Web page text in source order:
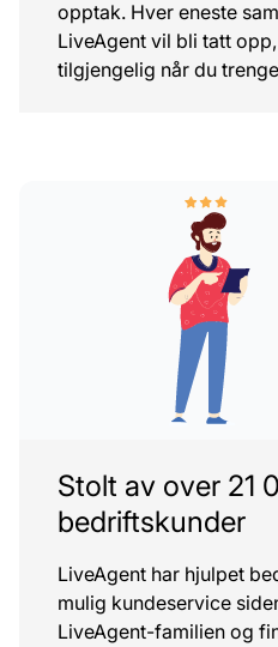
opptak. Hver eneste
LiveAgent vil bli tatt
tilgjengelig når du
Stolt av over 21
bedriftskunder
LiveAgent har hjulpet
mulig kundeservice
LiveAgent-familien og